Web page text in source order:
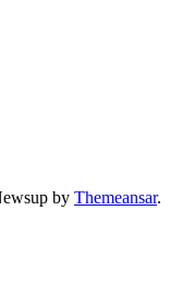
by Themeansar.